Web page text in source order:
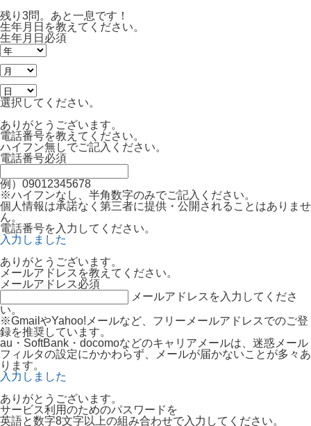
残り3問。あと一息です！
生年月日を教えてください。
生年月日 必須
選択してください。
ありがとうございます。
電話番号を教えてください。
ハイフン無しでご記入ください。
電話番号必須
例）09012345678
※ハイフンなし、半角数字のみでご記入ください。
個人情報は承諾なく第三者に提供・公開されることはありませ
ん。
電話番号を入力してください。
入力しました
ありがとうございます。
メールアドレスを教えてください。
メールアドレス必須
メールアドレスを入力してくださ
い。
※GmailやYahoo!メールなど、フリーメールアドレスでのご登
録を推奨しています。
au・SoftBank・docomoなどのキャリアメールは、迷惑メール
フィルタの設定にかかわらず、メールが届かないことが多々あ
ります。
入力しました
ありがとうございます。
サービス利用のためのパスワードを
英語と数字8文字以上の組み合わせで入力してください。